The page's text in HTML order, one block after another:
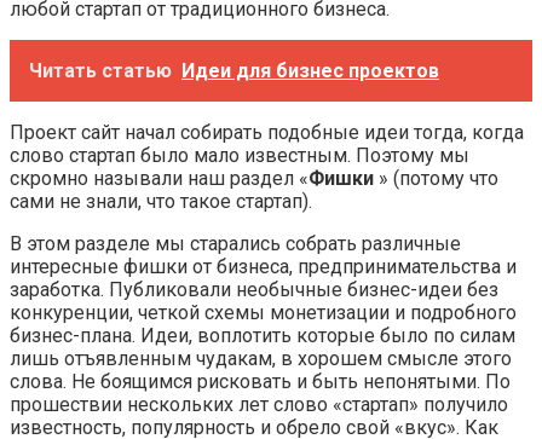
любой стартап от традиционного бизнеса.
Читать статью Идеи для бизнес проектов
Проект сайт начал собирать подобные идеи тогда, когда
слово стартап было мало известным. Поэтому мы
скромно называли наш раздел «Фишки » (потому что
сами не знали, что такое стартап).
В этом разделе мы старались собрать различные
интересные фишки от бизнеса, предпринимательства и
заработка. Публиковали необычные бизнес-идеи без
конкуренции, четкой схемы монетизации и подробного
бизнес-плана. Идеи, воплотить которые было по силам
лишь отъявленным чудакам, в хорошем смысле этого
слова. Не боящимся рисковать и быть непонятыми. По
прошествии нескольких лет слово «стартап» получило
известность, популярность и обрело свой «вкус». Как